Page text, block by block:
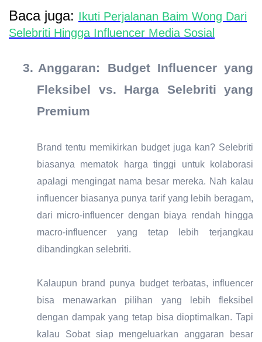
Baca juga: Ikuti Perjalanan Baim Wong Dari
Selebriti Hingga Influencer Media Sosial
3. Anggaran: Budget Influencer yang
Fleksibel vs. Harga Selebriti yang
Premium
Brand tentu memikirkan budget juga kan? Selebriti
biasanya mematok harga tinggi untuk kolaborasi
apalagi mengingat nama besar mereka. Nah kalau
influencer biasanya punya tarif yang lebih beragam,
dari micro-influencer dengan biaya rendah hingga
macro-influencer yang tetap lebih terjangkau
dibandingkan selebriti.
Kalaupun brand punya budget terbatas, influencer
bisa menawarkan pilihan yang lebih fleksibel
dengan dampak yang tetap bisa dioptimalkan. Tapi
kalau Sobat siap mengeluarkan anggaran besar